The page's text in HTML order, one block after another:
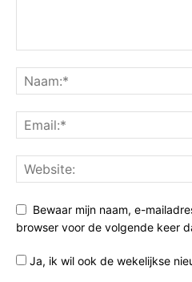
Bewaar mijn naam, e-
browser voor de volgende keer
Ja, ik wil ook de wekelijkse